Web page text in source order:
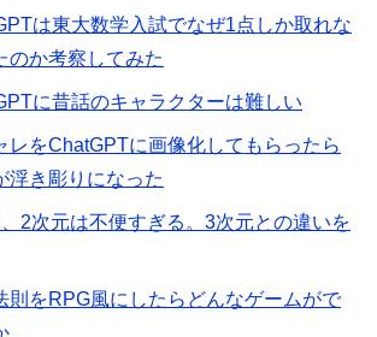
は東大数学入試でなぜ1点しか取れな
のか考察してみた
に昔話のキャラクターは難しい
レをChatGPTに画像化してもらったら
浮き彫りになった
2次元は不便すぎる。3次元との違いを
則をRPG風にしたらどんなゲームがで